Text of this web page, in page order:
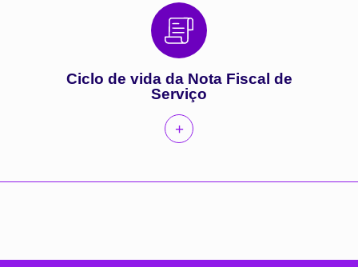
Ciclo de vida da Nota Fiscal de
Serviço